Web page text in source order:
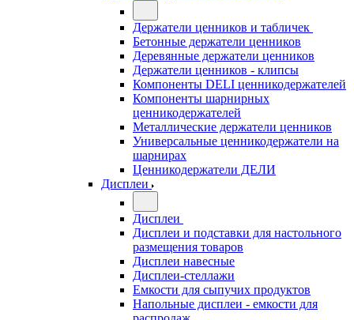
Держатели ценников и табличек
Бетонные держатели ценников
Деревянные держатели ценников
Держатели ценников - клипсы
Компоненты DELI ценникодержателей
Компоненты шарнирных
ценникодержателей
Металлические держатели ценников
Универсальные ценникодержатели на
шарнирах
Ценникодержатели ДЕЛИ
Дисплеи
Дисплеи
Дисплеи и подставки для настольного
размещения товаров
Дисплеи навесные
Дисплеи-стеллажи
Емкости для сыпучих продуктов
Напольные дисплеи - емкости для